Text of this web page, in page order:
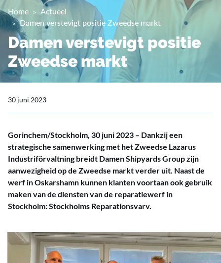
Home
Actueel
Damen verstevigt positie Zweedse markt
Damen verstevigt positie
Zweedse markt
30 juni 2023
Gorinchem/Stockholm, 30 juni 2023 – Dankzij een
strategische samenwerking met het Zweedse Lazarus
Industriförvaltning breidt Damen Shipyards Group zijn
aanwezigheid op de Zweedse markt verder uit. Naast de
werf in Oskarshamn kunnen klanten voortaan ook gebruik
maken van de diensten van de reparatiewerf in
Stockholm: Stockholms Reparationsvarv.